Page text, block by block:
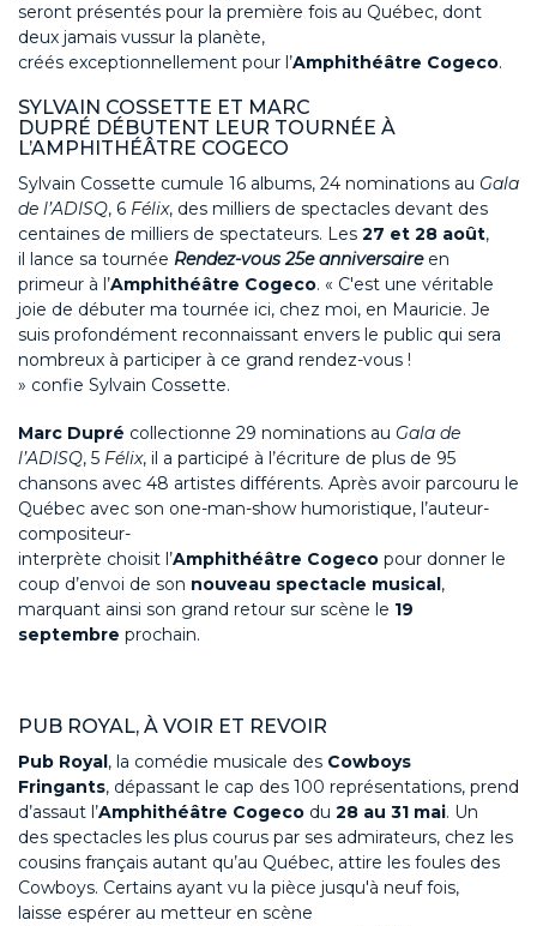
seront présentés pour la première fois au Québec, dont
deux jamais vussur la planète,
créés exceptionnellement pour l’Amphithéâtre Cogeco.
SYLVAIN COSSETTE ET MARC
DUPRÉ DÉ BUT E NT LEUR TOURNÉE À
L’AMPHITHÉÂTR E COGECO
Sylvain Cossette cumule 16 albums, 24 nominations au Gala
de l’ADISQ, 6 Félix, des milliers de spectacles devant des
centaines de milliers de spectateurs. Les 27 et 28 août,
il
lance sa tournée Rendez-vous 25e anniversaire en
primeur à l’Amphithéâtre Cogeco. « C'est une véritable
joie de débuter ma tournée ici, chez moi, en Mauricie. Je
suis profondément reconnaissant envers le public qui sera
nombreux à participer à ce grand rendez-vous !
» confie Sylvain Cossette.
Marc Dupré collectionne 29 nominations au Gala de
l’ADISQ, 5 Félix, il a participé à l’écriture de plus de 95
chansons avec 48 artistes différents. Après avoir parcouru le
Québec avec son one-man-show humoristique, l’auteur-
compositeur-
interprète choisit l’Amphithéâtre Cogeco pour donner le
coup d’envoi de son nouveau spectacle musical,
marquant ainsi son grand retour sur scène le 19
septembre prochain.
PUB ROYAL, À VOIR ET REVOIR
Pub Royal, la comédie musicale des Cowboys
Fringants, dépassant le cap des 100 représentations, prend
d’assaut l’Amphithéâtre Cogeco du 28 au 31 mai. Un
des spectacles les plus courus par ses admirateurs, chez les
cousins français autant qu’au Québec, attire les foules des
Cowboys. Certains ayant vu la pièce jusqu'à neuffois,
laisse espérer au metteur en scène